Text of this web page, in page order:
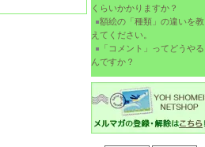
くらいかかりますか？
額絵の「種類」の違いを教
えてください。
「コメント」ってどうやる
んですか？